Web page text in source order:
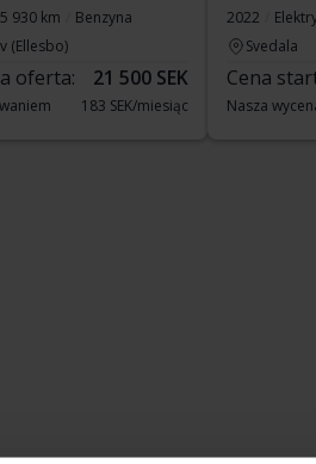
930 km
Benzyna
(Ellesbo)
oferta: 21 500 SEK
183 SEK/miesiąc
2022
Svedala
Cena
Nasza